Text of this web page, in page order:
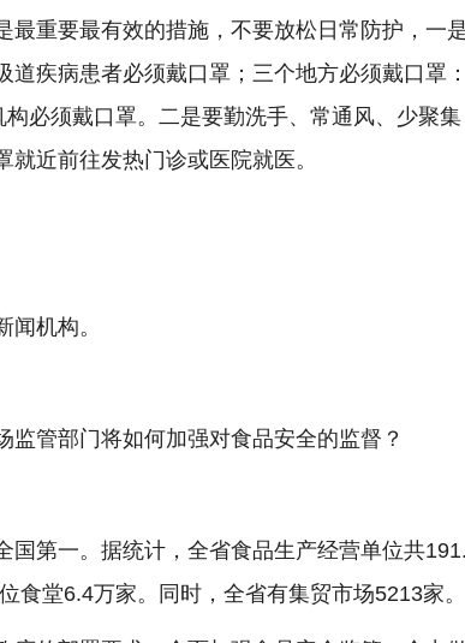
重要最有效的措施，不要放松日常防护，一
疾病患者必须戴口罩；三个地方必须戴口罩
必须戴口罩。二是要勤洗手、常通风、少聚集
近前往发热门诊或医院就医。
机构。
管部门将如何加强对食品安全的监督？
第一。据统计，全省食品生产经营单位共
堂6.4万家。同时，全省有集贸市场5213家。